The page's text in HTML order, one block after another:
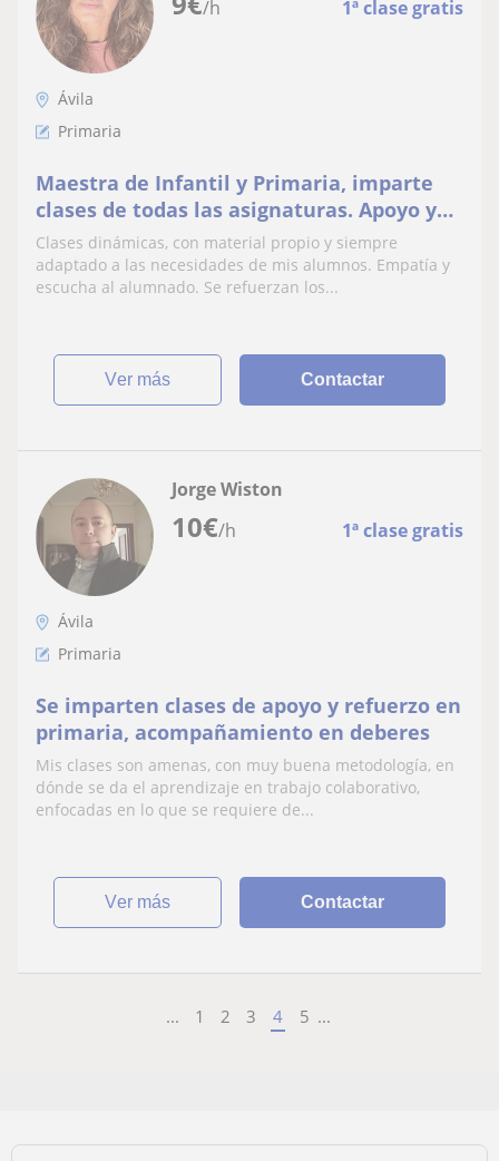
/h 1ª clase gratis
Ávila
Primaria
Maestra de Infantil y Primaria, imparte
clases de todas las asignaturas. Apoyo y
técnicas de estudio a cursos superiores
Clases dinámicas, con material propio y siempre
adaptado a las necesidades de mis alumnos. Empatía y
escucha al alumnado. Se refuerzan los...
ver más Contactar
10€/h 1ª clase gratis
Jorge Wiston
Ávila
Primaria
Se imparten clases de apoyo y refuerzo en
primaria, acompañamiento en deberes
Mis clases son amenas, con muy buena metodología, en
dónde se da el aprendizaje en trabajo colaborativo,
enfocadas en lo que se requiere de...
ver más Contactar
... 1 2 3 4 5 ...